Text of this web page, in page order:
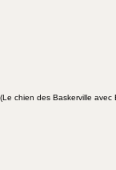
chien des Baskerville avec